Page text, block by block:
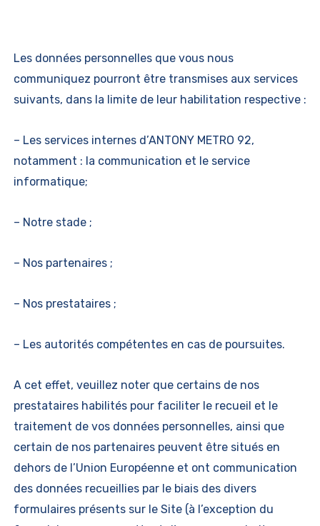
Les données personnelles que vous nous
communiquez pourront être transmises aux services
suivants, dans la limite de leur habilitation respective :
– Les services internes d’ANTONY METRO 92,
notamment : la communication et le service
informatique;
– Notre stade ;
– Nos partenaires ;
– Nos prestataires ;
– Les autorités compétentes en cas de poursuites.
A cet effet, veuillez noter que certains de nos
prestataires habilités pour faciliter le recueil et le
traitement de vos données personnelles, ainsi que
certain de nos partenaires peuvent être situés en
dehors de l’Union Européenne et ont communication
des données recueillies par le biais des divers
formulaires présents sur le Site (à l’exception du